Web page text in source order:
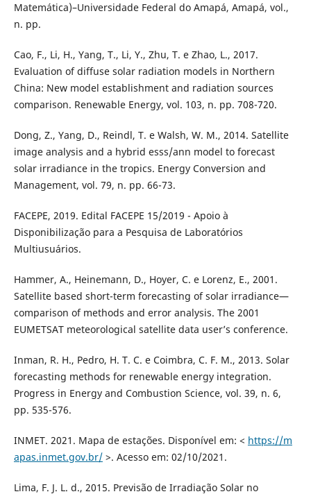
Matemática)–Universidade Federal do Amapá, Amapá, vol.,
n. pp.
Cao, F., Li, H., Yang, T., Li, Y., Zhu, T. e Zhao, L., 2017.
Evaluation of diffuse solar radiation models in Northern
China: New model establishment and radiation sources
comparison. Renewable Energy, vol. 103, n. pp. 708-720.
Dong, Z., Yang, D., Reindl, T. e Walsh, W. M., 2014. Satellite
image analysis and a hybrid esss/ann model to forecast
solar irradiance in the tropics. Energy Conversion and
Management, vol. 79, n. pp. 66-73.
FACEPE, 2019. Edital FACEPE 15/2019 - Apoio à
Disponibilização para a Pesquisa de Laboratórios
Multiusuários.
Hammer, A., Heinemann, D., Hoyer, C. e Lorenz, E., 2001.
Satellite based short-term forecasting of solar irradiance—
comparison of methods and error analysis. The 2001
EUMETSAT meteorological satellite data user’s conference.
Inman, R. H., Pedro, H. T. C. e Coimbra, C. F. M., 2013. Solar
forecasting methods for renewable energy integration.
Progress in Energy and Combustion Science, vol. 39, n. 6,
pp. 535-576.
INMET. 2021. Mapa de estações. Disponível em: < https://m
apas.inmet.gov.br/>. Acesso em: 02/10/2021.
Lima, F. J. L. d., 2015. Previsão de Irradiação Solar no